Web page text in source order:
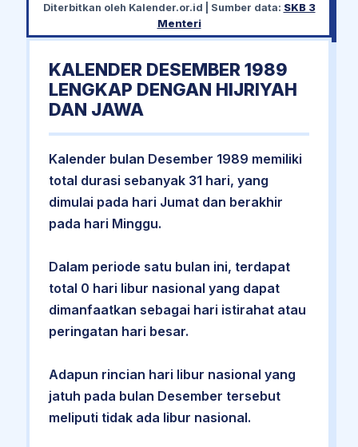
Diterbitkan oleh Kalender.or.id | Sumber data: SKB 3
Menteri
KALENDER DESEMBER 1989
LENGKAP DENGAN HIJRIYAH
DAN JAWA
Kalender bulan Desember 1989 memiliki
total durasi sebanyak 31 hari, yang
dimulai pada hari Jumat dan berakhir
pada hari Minggu.
Dalam periode satu bulan ini, terdapat
total 0 hari libur nasional yang dapat
dimanfaatkan sebagai hari istirahat atau
peringatan hari besar.
Adapun rincian hari libur nasional yang
jatuh pada bulan Desember tersebut
meliputi tidak ada libur nasional.